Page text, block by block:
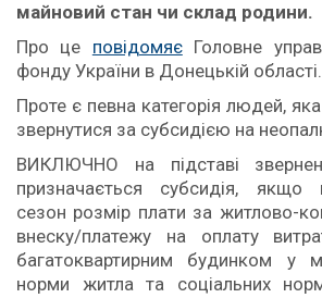
майновий стан чи склад родини.
Про це повідомяєГоловне
фонду України в Донецькій області.
Проте є певна категорія людей,
звернутися за субсидією на
ВИКЛЮЧНО на підставі
призначається субсидія, якщо
сезон розмір плати за житлово-
внеску/платежу на оплату
багатоквартирним будинком у
норми житла та соціальних